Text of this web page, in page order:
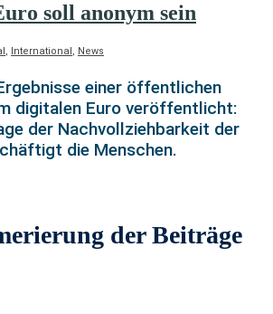
soll anonym sein
, International , News
einer öffentlichen
digitalen Euro veröffentlicht:
der Nachvollziehbarkeit der
die Menschen.
der Beiträge